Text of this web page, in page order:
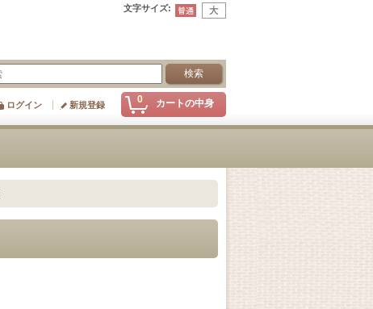
文字サイズ:
0 カートの中身
ログイン 新規登録